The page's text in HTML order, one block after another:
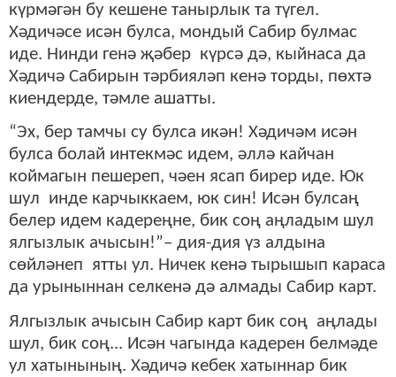
күрмәгән бу кешене танырлык та түгел.
Хәдичәсе исән булса, мондый Сабир булмас
иде. Нинди генә җәбер күрсә дә, кыйнаса да
Хәдичә Сабирын тәрбияләп кенә торды, пөхтә
киендерде, тәмле ашатты.
“Эх, бер тамчы су булса икән! Хәдичәм исән
булса болай интекмәс идем, әллә кайчан
коймагын пешереп, чәен ясап бирер иде. Юк
шул инде карчыккаем, юк син! Исән булсаң
белер идем кадереңне, бик соң аңладым шул
ялгызлык ачысын!”– дия-дия үз алдына
сөйләнеп ятты ул. Ничек кенә тырышып караса
да урыныннан селкенә дә алмады Сабир карт.
Ялгызлык ачысын Сабир карт бик соң аңлады
шул, бик соң... Исән чагында кадерен белмәде
ул хатынының. Хәдичә кебек хатыннар бик